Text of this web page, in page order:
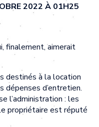
2022 À 01H25
finalement, aimerait
destinés à la location
dépenses d’entretien.
l’administration : les
propriétaire est réputé